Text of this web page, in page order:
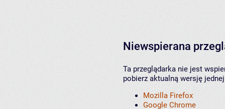
Niewspierana
Ta przeglądarka nie jest
pobierz aktualną wersję
Mozilla Firefox
Google Chrome